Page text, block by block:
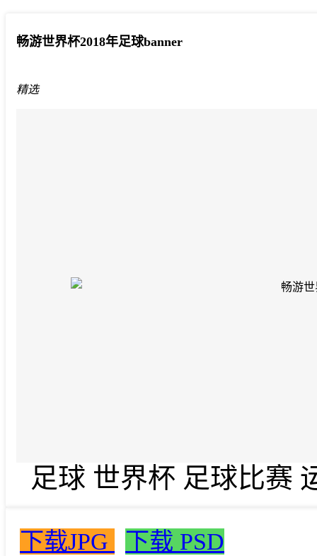
畅游世界杯2018年足球banner
精选
足球 世界杯 足球比赛
下载JPG 下载 PSD